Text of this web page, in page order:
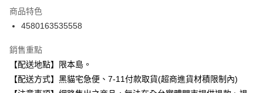
合作金庫商業銀行
華南商業銀行
國泰世華商業銀行
臺灣中小企業銀行
匯豐（台灣）商業銀行
華泰商業銀行
聯邦商業銀行
遠東國際商業銀行
Apple Pay
街口支付
商品特色
4580163535558
銷售重點
【配送地點】限本島。
【配送方式】黑貓宅急便、7-11付款取貨(超商進貨材積限制內)